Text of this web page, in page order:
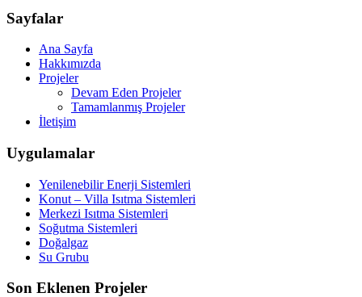
Sayfalar
Ana Sayfa
Hakkımızda
Projeler
Devam Eden Projeler
Tamamlanmış Projeler
İletişim
Uygulamalar
Yenilenebilir Enerji Sistemleri
Konut – Villa Isıtma Sistemleri
Merkezi Isıtma Sistemleri
Soğutma Sistemleri
Doğalgaz
Su Grubu
Son Eklenen Projeler